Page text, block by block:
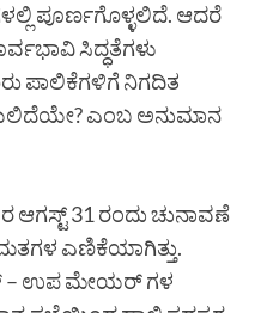
ಪೂರ್ಣಗೊಳ್ಳಲಿದೆ. ಆದರೆ
ಸಿದ್ಧತೆಗಳು
ಪಾಲಿಕೆಗಳಿಗೆ ನಿಗದಿತ
ಎಂಬ ಅನುಮಾನ
ಆಗಸ್ಟ್ 31 ರಂದು ಚುನಾವಣೆ
ಎಣಿಕೆಯಾಗಿತ್ತು.
– ಉಪ ಮೇಯರ್ ಗಳ